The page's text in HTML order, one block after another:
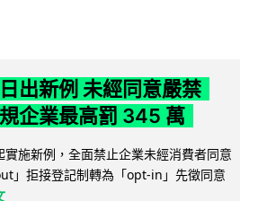
出新例 未經同意嚴禁
企業最高罰 345 萬
施新例，全面禁止企業未經消費者同意
」拒接登記制轉為「opt-in」先徵同意